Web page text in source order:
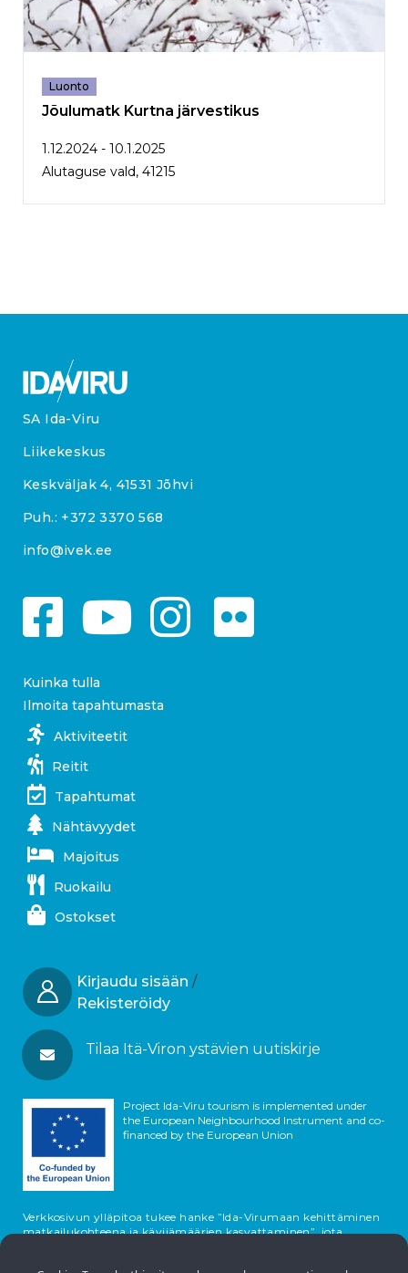
Luonto
Jõulumatk Kurtna järvestikus
1.12.2024 - 10.1.2025
Alutaguse vald, 41215
SA Ida-Viru
Liikekeskus
Keskväljak 4, 41531 Jõhvi
Puh.: +372 3370 568
info@ivek.ee
Kuinka tulla
Ilmoita tapahtumasta
Aktiviteetit
Reitit
Tapahtumat
Nähtävyydet
Majoitus
Ruokailu
Ostokset
Kirjaudu sisään /
Rekisteröidy
Tilaa Itä-Viron ystävien uutiskirje
Project Ida-Viru tourism is implemented under
the European Neighbourhood Instrument and co-
financed by the European Union
Verkkosivun ylläpitoa tukee hanke ”Ida-Virumaan kehittäminen
matkailukohteena ja kävijämäärien kasvattaminen”, jota